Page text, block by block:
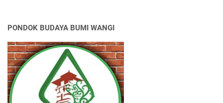
PONDOK BUDAYA BUMI WANGI